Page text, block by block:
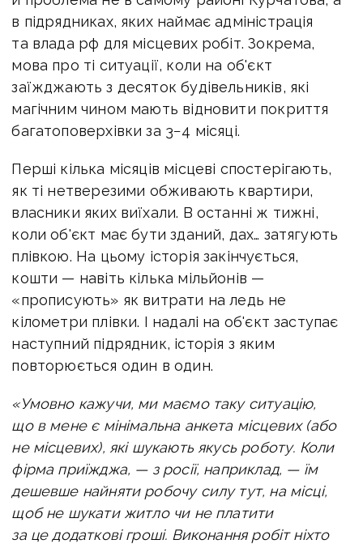
в підрядниках, яких наймає адміністрація
та влада рф для місцевих робіт. Зокрема,
мова про ті ситуації, коли на об'єкт
заїжджають з десяток будівельників, які
магічним чином мають відновити покриття
багатоповерхівки за 3−4 місяці.
Перші кілька місяців місцеві спостерігають,
як ті нетверезими обживають квартири,
власники яких виїхали. В останні ж тижні,
коли об'єкт має бути зданий, дах… затягують
плівкою. На цьому історія закінчується,
кошти — навіть кілька мільйонів —
«прописують» як витрати на ледь не
кілометри плівки. І надалі на об'єкт заступає
наступний підрядник, історія з яким
повторюється один в один.
«Умовно кажучи, ми маємо таку ситуацію,
що в мене є мінімальна анкета місцевих (або
не місцевих), які шукають якусь роботу. Коли
фірма приїжджа, — з росії, наприклад, — їм
дешевше найняти робочу силу тут, на місці,
щоб не шукати житло чи не платити
за це додаткові гроші. Виконання робіт ніхто